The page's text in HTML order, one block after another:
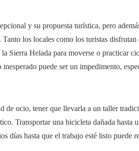
y su propuesta turística, pero
los locales como los turistas disfrutan
Sierra Helada para moverse o practicar
puede ser un impedimento,
de ocio, tener que llevarla a un taller
Transportar una bicicleta dañada hasta
días hasta que el trabajo esté listo puede